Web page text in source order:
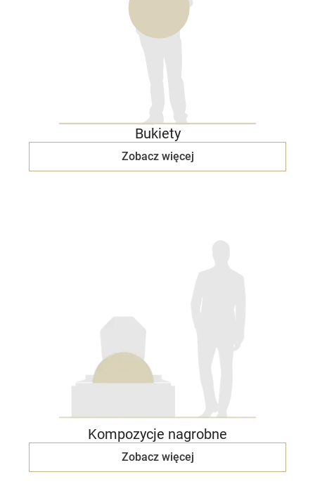
Bukiety
Zobacz więcej
Kompozycje nagrobne
Zobacz więcej